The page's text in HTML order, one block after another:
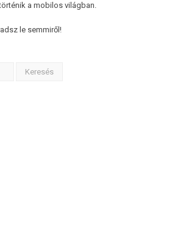
a mobilos világban.
le semmiről!